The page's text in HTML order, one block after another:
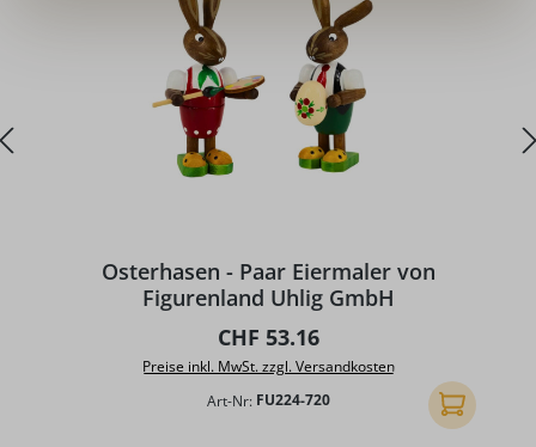
Osterhasen - Paar Eiermaler von
Figurenland Uhlig GmbH
Regulärer Preis:
CHF 53.16
Preise inkl. MwSt. zzgl. Versandkosten
Art-Nr: FU224-720 In den